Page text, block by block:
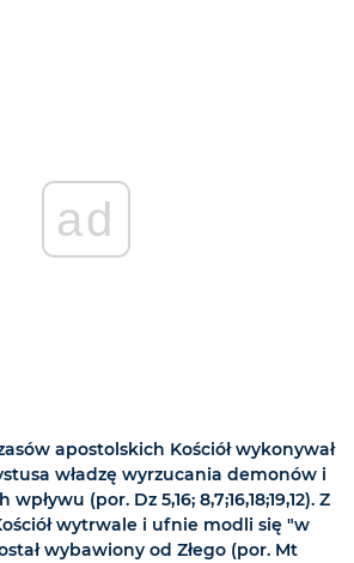
ad
apostolskich Kościół wykonywał
władzę wyrzucania demonów i
(por. Dz 5,16; 8,7;16,18;19,12). Z
wytrwale i ufnie modli się "w
wybawiony od Złego (por. Mt